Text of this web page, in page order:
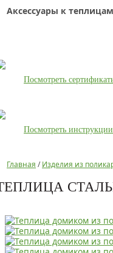
Аксессуары к теплицам
Посмотреть
Посмотреть
Главная /Изделия из